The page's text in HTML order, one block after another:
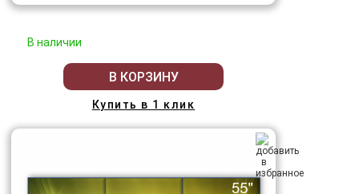
В наличии
В КОРЗИНУ
Купить в 1 клик